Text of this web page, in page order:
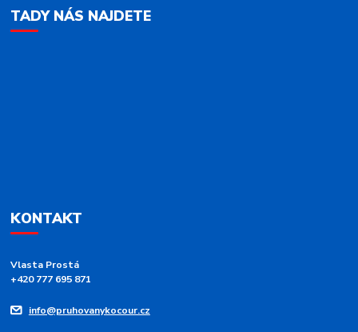
TADY NÁS NAJDETE
KONTAKT
Vlasta Prostá
+420 777 695 871
info@pruhovanykocour.cz